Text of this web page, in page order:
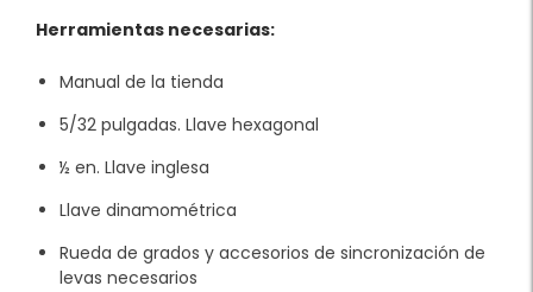
Herramientas necesarias:
Manual de la tienda
5/32 pulgadas. Llave hexagonal
½ en. Llave inglesa
Llave dinamométrica
Rueda de grados y accesorios de sincronización de
levas necesarios